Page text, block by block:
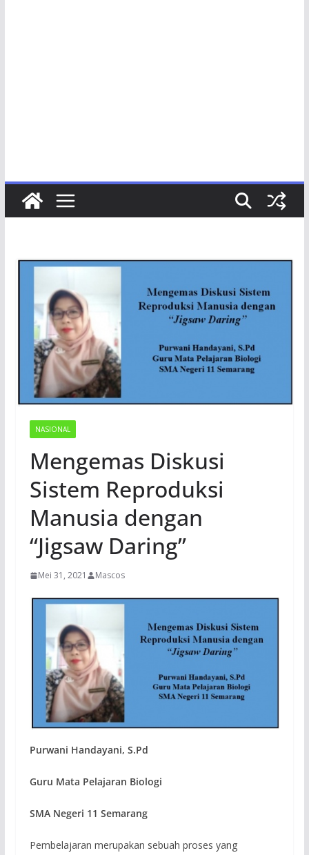
NASIONAL
Mengemas Diskusi
Sistem Reproduksi
Manusia dengan
“Jigsaw Daring”
Mei 31, 2021 Mascos
Purwani Handayani, S.Pd
Guru Mata Pelajaran Biologi
SMA Negeri 11 Semarang
Pembelajaran merupakan sebuah proses yang